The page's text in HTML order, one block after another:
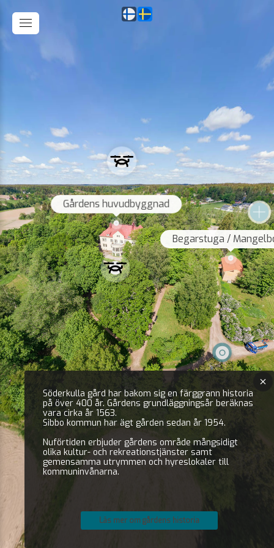
Gårdens huvudbyggnad
Begarstuga /
Söderkulla gård har bakom sig en färggrann historia
på över 400 år. Gårdens grundläggningsår beräknas
vara cirka år 1563.
Sibbo kommun har ägt gården sedan år 1954.
Nuförtiden erbjuder gårdens område mångsidigt
olika kultur- och rekreationstjänster samt
gemensamma utrymmen och hyreslokaler till
kommuninvånarna.
Läs mer om gårdens historia